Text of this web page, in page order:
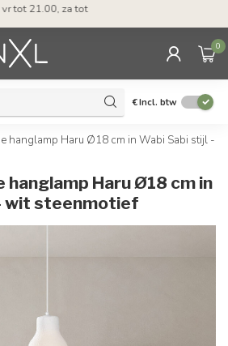
tot 21.00, za tot
0
€Incl. btw
hanglamp Haru Ø18 cm in Wabi Sabi stijl -
Haru Ø18 cm in
wit steenmotief